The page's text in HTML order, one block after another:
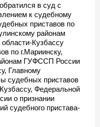
в суд с
к судебному
приставов по
районам
Кузбассу
по г.Мариинску,
ГУФССП России
Главному
судебных приставов
Федеральной
о признании
судебного пристава-